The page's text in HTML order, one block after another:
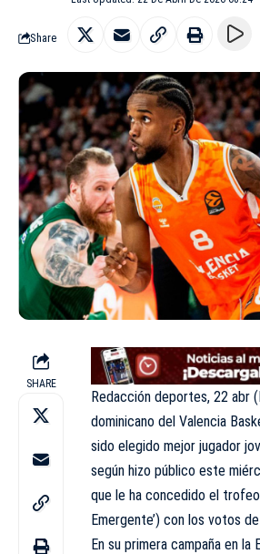
Share
SHARE
Redacción deportes, 22 abr
dominicano del Valencia
sido elegido mejor jugador
según hizo público este
que le ha concedido el trofeo
Emergente’) con los votos
En su primera campaña en la